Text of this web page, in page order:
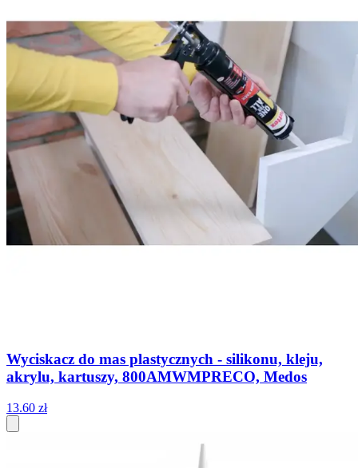
Wyciskacz do mas plastycznych - silikonu, kleju,
akrylu, kartuszy, 800AMWMPRECO, Medos
13.60 zł